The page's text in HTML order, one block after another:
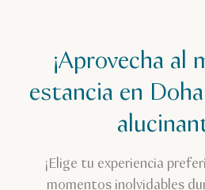
¡Aprovecha al
estancia en
¡Elige tu experiencia
momentos inolvidables